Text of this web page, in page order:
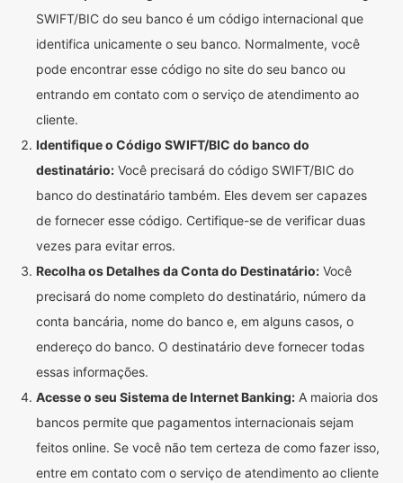
SWIFT/BIC do seu banco é um código internacional que
identifica unicamente o seu banco. Normalmente, você
pode encontrar esse código no site do seu banco ou
entrando em contato com o serviço de atendimento ao
cliente.
Identifique o Código SWIFT/BIC do banco do
destinatário: Você precisará do código SWIFT/BIC do
banco do destinatário também. Eles devem ser capazes
de fornecer esse código. Certifique-se de verificar duas
vezes para evitar erros.
Recolha os Detalhes da Conta do Destinatário: Você
precisará do nome completo do destinatário, número da
conta bancária, nome do banco e, em alguns casos, o
endereço do banco. O destinatário deve fornecer todas
essas informações.
Acesse o seu Sistema de Internet Banking: A maioria dos
bancos permite que pagamentos internacionais sejam
feitos online. Se você não tem certeza de como fazer isso,
entre em contato com o serviço de atendimento ao cliente